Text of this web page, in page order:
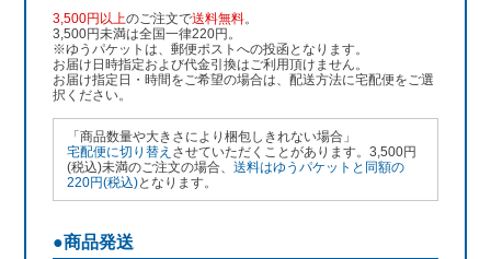
3,500円以上のご注文で送料無料。
3,500円未満は全国一律220円。
※ゆうパケットは、郵便ポストへの投函となります。
お届け日時指定および代金引換はご利用頂けません。
お届け指定日・時間をご希望の場合は、配送方法に宅配便をご選
択ください。
「商品数量や大きさにより梱包しきれない場合」
宅配便に切り替え させていただくことがあります。3,500円
(税込)未満のご注文の場合、送料はゆうパケットと同額の
220円(税込)となります。
●商品発送